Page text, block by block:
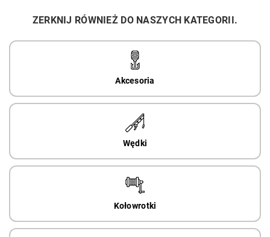
ZERKNIJ RÓWNIEŻ DO NASZYCH KATEGORII.
Akcesoria
Wędki
Kołowrotki